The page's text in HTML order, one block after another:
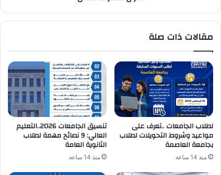
مقالات ذات صلة
لطلاب الجامعات ..تعرف على
مواعيد وشروط التحويلات لطلاب
بجامعة العاصمة
منذ 14 ساعة
تنسيق الجامعات 2026..التعليم
العالي: 9 نصائح مهمة لطلاب
الثانوية العامة
منذ 14 ساعة